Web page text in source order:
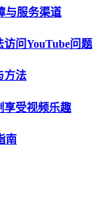
与服务渠道
问YouTube问题
方法
享受视频乐趣
南